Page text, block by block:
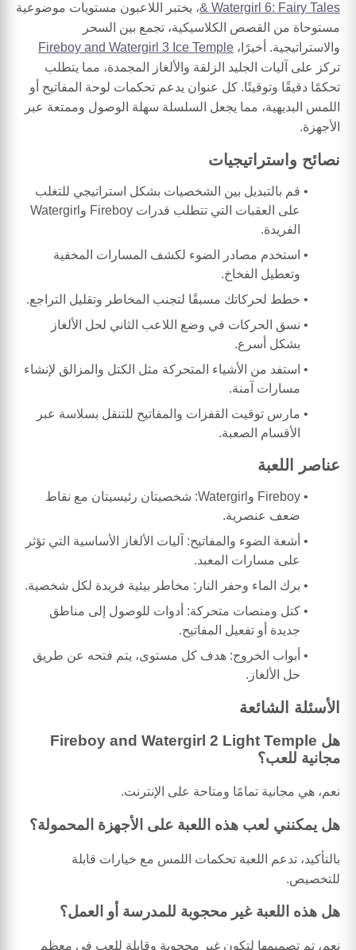
& Watergirl 6: Fairy Tales، يختبر اللاعبون مستويات موضوعية
مستوحاة من القصص الكلاسيكية، تجمع بين السحر
والاستراتيجية. أخيرًا، Fireboy and Watergirl 3 Ice Temple
تركز على آليات الجليد الزلقة والألغاز المجمدة، مما يتطلب
تحكمًا دقيقًا وتوقيتًا. كل عنوان يدعم تحكمات لوحة المفاتيح أو
اللمس البديهية، مما يجعل السلسلة سهلة الوصول وممتعة عبر
الأجهزة.
نصائح واستراتيجيات
قم بالتبديل بين الشخصيات بشكل استراتيجي للتغلب
على العقبات التي تتطلب قدرات Fireboy وWatergirl
الفريدة.
استخدم مصادر الضوء لكشف المسارات المخفية
وتعطيل الفخاخ.
خطط لحركاتك مسبقًا لتجنب المخاطر وتقليل التراجع.
نسق الحركات في وضع اللاعب الثاني لحل الألغاز
بشكل أسرع.
استفد من الأشياء المتحركة مثل الكتل والمزالق لإنشاء
مسارات آمنة.
مارس توقيت القفزات والمفاتيح للتنقل بسلاسة عبر
الأقسام الصعبة.
عناصر اللعبة
Fireboy وWatergirl: شخصيتان رئيسيتان مع نقاط
ضعف عنصرية.
أشعة الضوء والمفاتيح: آليات الألغاز الأساسية التي تؤثر
على مسارات المعبد.
برك الماء وحفر النار: مخاطر بيئية فريدة لكل شخصية.
كتل ومنصات متحركة: أدوات للوصول إلى مناطق
جديدة أو تفعيل المفاتيح.
أبواب الخروج: هدف كل مستوى، يتم فتحه عن طريق
حل الألغاز.
الأسئلة الشائعة
هل Fireboy and Watergirl 2 Light Temple
مجانية للعب؟
نعم، هي مجانية تمامًا ومتاحة على الإنترنت.
هل يمكنني لعب هذه اللعبة على الأجهزة المحمولة؟
بالتأكيد، تدعم اللعبة تحكمات اللمس مع خيارات قابلة
للتخصيص.
هل هذه اللعبة غير محجوبة للمدرسة أو العمل؟
نعم، تم تصميمها لتكون غير محجوبة وقابلة للعب في معظم